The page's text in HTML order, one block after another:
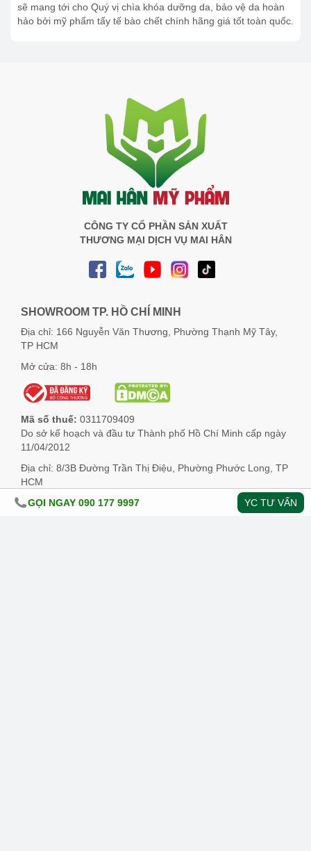
sẽ mang tới cho Quý vị chìa khóa dưỡng da, bảo vệ da hoàn
hảo bởi mỹ phẩm tẩy tế bào chết chính hãng giá tốt toàn quốc.
CÔNG TY CỔ PHẦN SẢN XUẤT
THƯƠNG MẠI DỊCH VỤ MAI HÂN
SHOWROOM TP. HỒ CHÍ MINH
Địa chỉ: 166 Nguyễn Văn Thương, Phường Thạnh Mỹ Tây,
TP HCM
Mở cửa: 8h - 18h
Mã số thuế: 0311709409
Do sở kế hoạch và đầu tư Thành phố Hồ Chí Minh cấp ngày
11/04/2012
Địa chỉ: 8/3B Đường Trần Thị Điệu, Phường Phước Long, TP
HCM
GỌI NGAY 090 177 9997 YC TƯ VẤN